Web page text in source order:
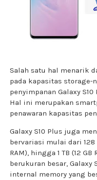
Salah satu hal menarik
pada kapasitas storage-
penyimpanan Galaxy
Hal ini merupakan
penawaran kapasitas
Galaxy S10 Plus juga
bervariasi mulai dari 128
RAM), hingga 1 TB (12
berukuran besar, Galaxy
internal memory yang